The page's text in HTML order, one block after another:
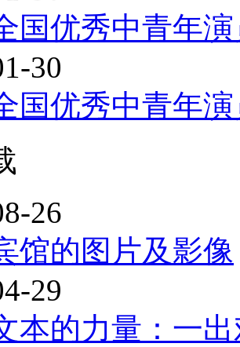
国优秀中青年
30
国优秀中青年
26
馆的图片及影像
29
本的力量：一